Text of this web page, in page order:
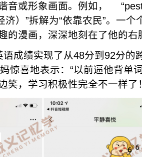
音或形象画面。例如，
济）”拆解为“依靠农民”。一
的漫画，深深地刻在了他的右
成绩实现了从48分到92分的
惊喜地表示：“以前逼他背单
笑，学习积极性完全不一样了